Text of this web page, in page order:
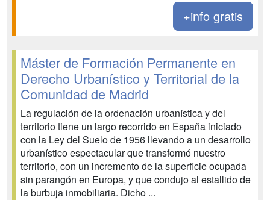
+info gratis
Máster de Formación Permanente en
Derecho Urbanístico y Territorial de la
Comunidad de Madrid
La regulación de la ordenación urbanística y del
territorio tiene un largo recorrido en España iniciado
con la Ley del Suelo de 1956 llevando a un desarrollo
urbanístico espectacular que transformó nuestro
territorio, con un incremento de la superficie ocupada
sin parangón en Europa, y que condujo al estallido de
la burbuja inmobiliaria. Dicho ...